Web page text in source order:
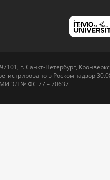
г. Санкт-Петербург,
в Роскомнадзор
ЭЛ № ФС 77 – 70637